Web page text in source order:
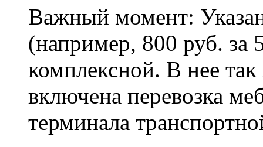
Важный момент:
(например, 800 руб. за
комплексной. В нее
включена перевозка
терминала